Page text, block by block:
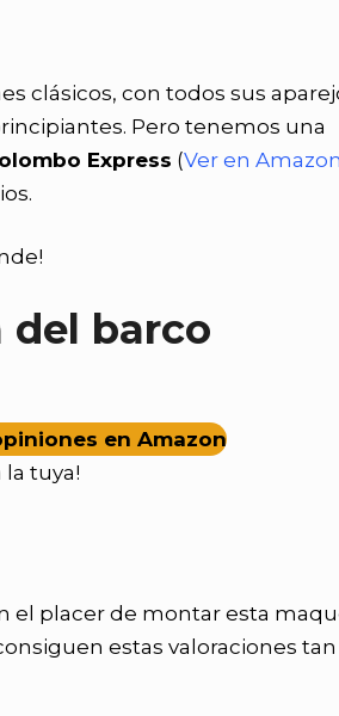
clásicos, con todos sus
Pero tenemos una
Express (Ver en
del barco
en Amazon
la tuya!
el placer de montar esta
estas valoraciones tan